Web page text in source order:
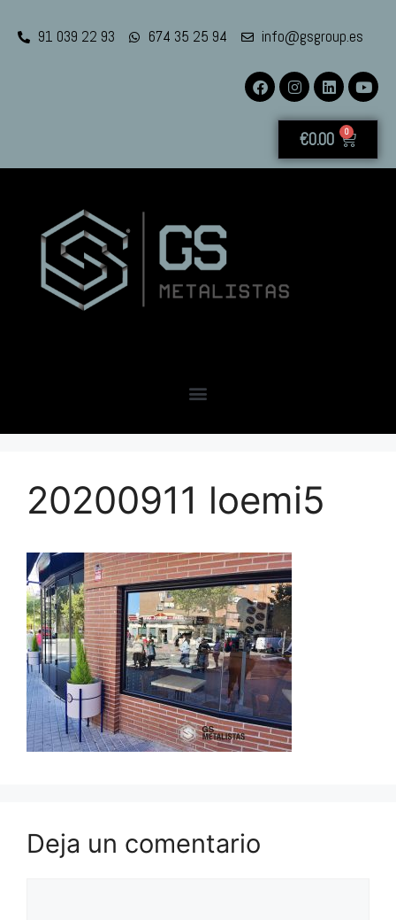
91 039 22 93 674 35 25 94 info@gsgroup.es
€0.00 0
20200911 loemi5
Deja un comentario